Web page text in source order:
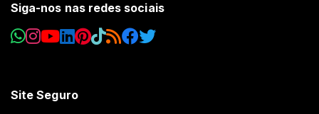
Siga-nos nas redes sociais
Site Seguro